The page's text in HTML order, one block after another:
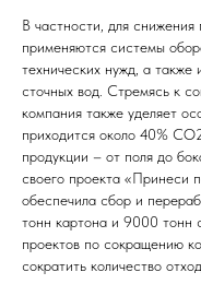
В частности, для
применяются системы
технических нужд, а также
сточных вод. Стремясь к
компания также уделяет
приходится около 40%
продукции – от поля до
своего проекта «Принеси
обеспечила сбор и
тонн картона и 9000 тонн
проектов по сокращению
сократить количество